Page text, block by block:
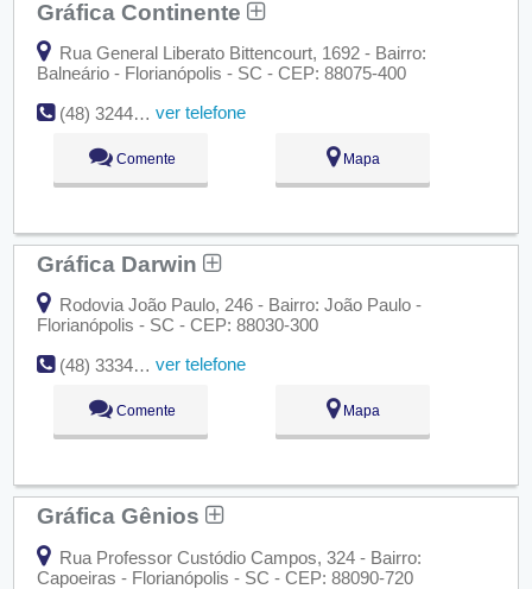
Gráfica Continente
Rua General Liberato Bittencourt, 1692 - Bairro:
Balneário - Florianópolis - SC - CEP: 88075-400
(48) 3244-1292
ver telefone
Comente Mapa
Gráfica Darwin
Rodovia João Paulo, 246 - Bairro: João Paulo -
Florianópolis - SC - CEP: 88030-300
(48) 3334-8587
ver telefone
Comente Mapa
Gráfica Gênios
Rua Professor Custódio Campos, 324 - Bairro:
Capoeiras - Florianópolis - SC - CEP: 88090-720